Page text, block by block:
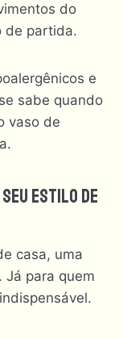
do
de partida.
e
sabe quando
vaso de
Estilo De
casa, uma
Já para quem